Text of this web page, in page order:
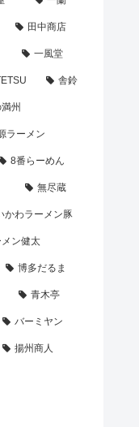
田中商店
一風堂
舎鈴
州
ラーメン
8番らーめん
無尽蔵
かわラーメン豚
メン健太
博多だるま
青木亭
バーミヤン
揚州商人